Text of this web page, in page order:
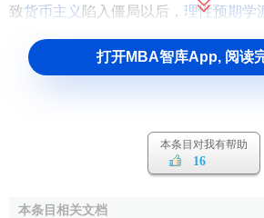
致货币主义 陷入僵局以后， 理性预期学
为，货币供给中的可预期部分对就业、
均无影响，其中不能被预期的部分或货
，无论从长期还是短期来看都是无
引起通货膨胀(Bordo,M.D.1980)。
而巴罗则提出货币非中性的假说。
打开MBA智库App, 阅读
本条目对我有帮助
16
本条目相关文档